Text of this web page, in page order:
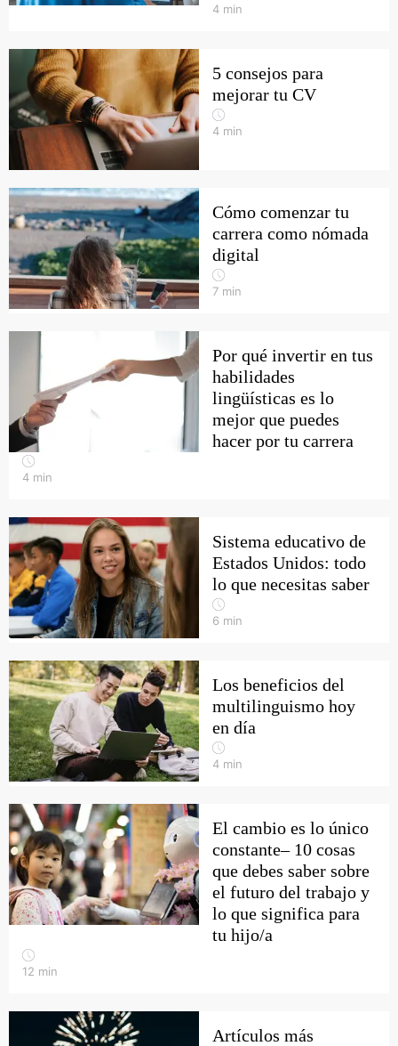
4 min
5 consejos para
mejorar tu CV
4 min
Cómo comenzar tu
carrera como nómada
digital
7 min
Por qué invertir en tus
habilidades
lingüísticas es lo
mejor que puedes
hacer por tu carrera
4 min
Sistema educativo de
Estados Unidos: todo
lo que necesitas saber
6 min
Los beneficios del
multilinguismo hoy
en día
4 min
El cambio es lo único
constante– 10 cosas
que debes saber sobre
el futuro del trabajo y
lo que significa para
tu hijo/a
12 min
Artículos más